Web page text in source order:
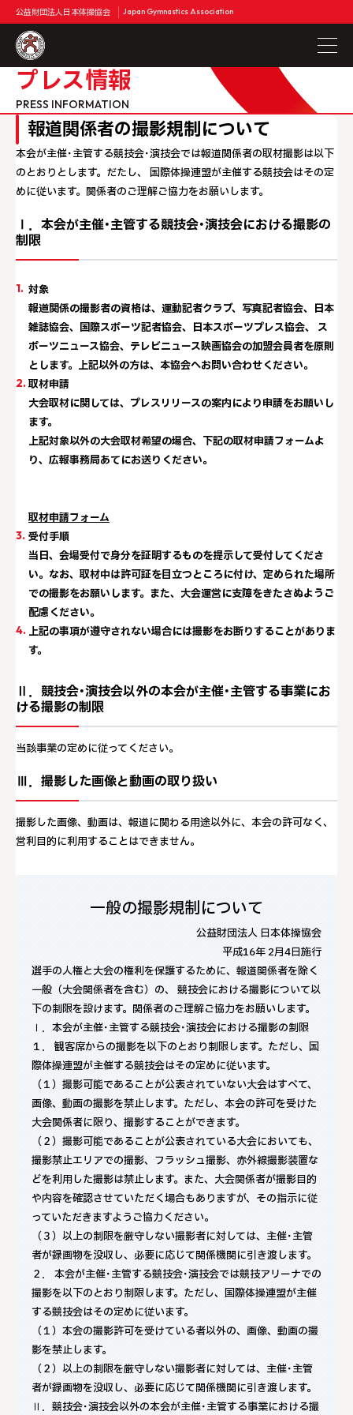
公益財団法人日本体操協会 Japan Gymnastics Association
プレス情報
PRESS INFORMATION
報道関係者の撮影規制について
本会が主催･主管する競技会･演技会では報道関係者の取材撮影は以下
のとおりとします。だたし、 国際体操連盟が主催する競技会はその定
めに従います。関係者のご理解ご協力をお願いします。
Ⅰ．本会が主催･主管する競技会･演技会における撮影の
制限
対象
報道関係の撮影者の資格は、運動記者クラブ、写真記者協会、日本
雑誌協会、国際スポーツ記者協会、日本スポーツプレス協会、 ス
ポーツニュース協会、テレビニュース映画協会の加盟会員者を原則
とします。上記以外の方は、本協会へお問い合わせください。
取材申請
大会取材に関しては、プレスリリースの案内により申請をお願いし
ます。
上記対象以外の大会取材希望の場合、下記の取材申請フォームよ
り、広報事務局あてにお送りください。
取材申請フォーム
受付手順
当日、会場受付で身分を証明するものを提示して受付してくださ
い。なお、取材中は許可証を目立つところに付け、定められた場所
での撮影をお願いします。また、大会運営に支障をきたさぬようご
配慮ください。
上記の事項が遵守されない場合には撮影をお断りすることがありま
す。
Ⅱ．競技会･演技会以外の本会が主催･主管する事業にお
ける撮影の制限
当該事業の定めに従ってください。
Ⅲ．撮影した画像と動画の取り扱い
撮影した画像、動画は、報道に関わる用途以外に、本会の許可なく、
営利目的に利用することはできません。
一般の撮影規制について
公益財団法人 日本体操協会
平成16年 2月4日施行
選手の人権と大会の権利を保護するために、報道関係者を除く
一般（大会関係者を含む）の、 競技会における撮影について以
下の制限を設けます。関係者のご理解ご協力をお願いします。
Ⅰ．本会が主催･主管する競技会･演技会における撮影の制限
１． 観客席からの撮影を以下のとおり制限します。ただし、国
際体操連盟が主催する競技会はその定めに従います。
（１）撮影可能であることが公表されていない大会はすべて、
画像、動画の撮影を禁止します。ただし、本会の許可を受けた
大会関係者に限り、撮影することができます。
（２）撮影可能であることが公表されている大会においても、
撮影禁止エリアでの撮影、フラッシュ撮影、赤外線撮影装置な
どを利用した撮影は禁止します。また、大会関係者が撮影目的
や内容を確認させていただく場合もありますが、その指示に従
っていただきますようご協力ください。
（３）以上の制限を厳守しない撮影者に対しては、主催･主管
者が録画物を没収し、必要に応じて関係機関に引き渡します。
２． 本会が主催･主管する競技会･演技会では競技アリーナでの
撮影を以下のとおり制限します。ただし、国際体操連盟が主催
する競技会はその定めに従います。
（１）本会の撮影許可を受けている者以外の、画像、動画の撮
影を禁止します。
（２）以上の制限を厳守しない撮影者に対しては、主催･主管
者が録画物を没収し、必要に応じて関係機関に引き渡します。
Ⅱ．競技会･演技会以外の本会が主催･主管する事業における撮